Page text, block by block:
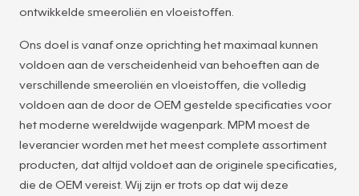
ontwikkelde smeeroliën en vloeistoffen.
Ons doel is vanaf onze oprichting het maximaal kunnen
voldoen aan de verscheidenheid van behoeften aan de
verschillende smeeroliën en vloeistoffen, die volledig
voldoen aan de door de OEM gestelde specificaties voor
het moderne wereldwijde wagenpark. MPM moest de
leverancier worden met het meest complete assortiment
producten, dat altijd voldoet aan de originele specificaties,
die de OEM vereist. Wij zijn er trots op dat wij deze